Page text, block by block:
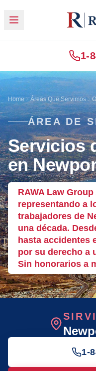
1-
Home Áreas Que Servimos
ÁREA DE
Servicios
en
RAWA Law
representando a
trabajadores de
una década.
hasta accidentes
por su derecho a
Sin honorarios a
1-